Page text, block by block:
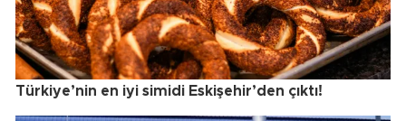
Türkiye’nin en iyi simidi Eskişehir’den çıktı!